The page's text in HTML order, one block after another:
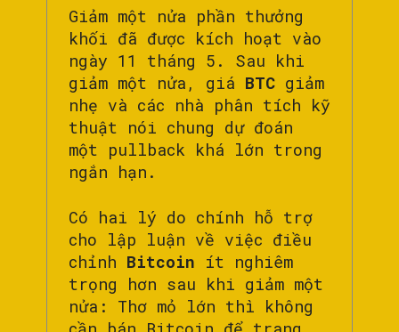
Giảm một nửa phần thưởng
khối đã được kích hoạt vào
ngày 11 tháng 5. Sau khi
giảm một nửa, giá BTC giảm
nhẹ và các nhà phân tích kỹ
thuật nói chung dự đoán
một pullback khá lớn trong
ngắn hạn.
Có hai lý do chính hỗ trợ
cho lập luận về việc điều
chỉnh Bitcoin ít nghiêm
trọng hơn sau khi giảm một
nửa: Thơ mỏ lớn thì không